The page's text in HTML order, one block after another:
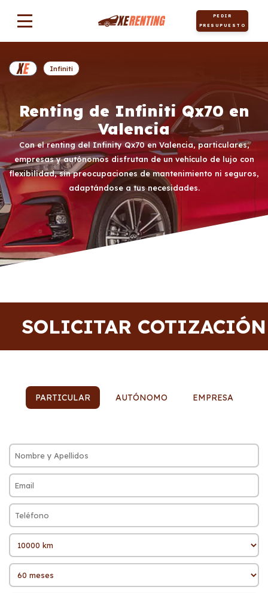
PEDIR
PRESUPUESTO
Renting de Infiniti Qx70 en
Valencia
Con el renting del Infinity Qx70 en Valencia, particulares,
empresas y autónomos disfrutan de un vehículo de lujo con
flexibilidad, sin preocupaciones de mantenimiento ni seguros,
adaptándose a tus necesidades.
Infiniti
SOLICITAR COTIZACIÓN
PARTICULAR AUTÓNOMO EMPRESA